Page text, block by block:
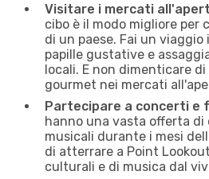
Visitare i mercati
cibo è il modo migliore per
di un paese. Fai un
papille gustative e
locali. E non dimenticare
gourmet nei mercati
Partecipare a concerti e
hanno una vasta offerta
musicali durante i mesi
di atterrare a Point
culturali e di musica dal